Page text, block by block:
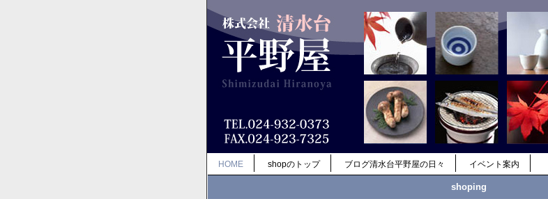
HOME shopのトップ ブログ清水台平野屋の日々 イベント案内
shoping